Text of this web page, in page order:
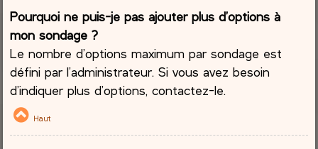
Pourquoi ne puis-je pas ajouter plus d’options à
mon sondage ?
Le nombre d’options maximum par sondage est
défini par l’administrateur. Si vous avez besoin
d’indiquer plus d’options, contactez-le.
Haut